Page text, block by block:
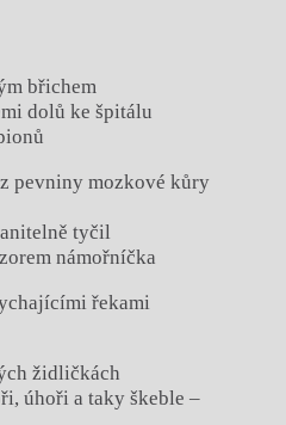
břichem
dolů ke špitálu
pevniny mozkové kůry
tyčil
námořníčka
řekami
židličkách
úhoři a taky škeble –